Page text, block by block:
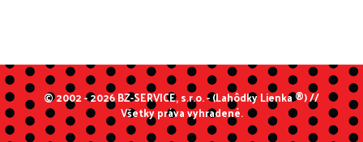
© 2002 - 2026 BZ-SERVICE, s.r.o. - (Lahôdky Lienka ®) //
Všetky práva vyhradené.